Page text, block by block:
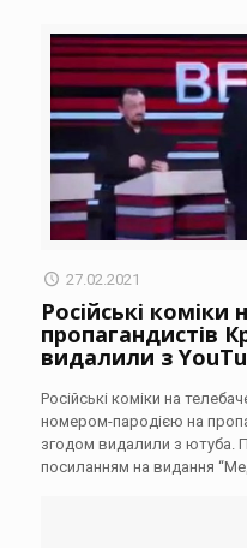
27.02.2021
Російські
пропагандистів
видалили з
Російські коміки на
номером-пародією на
згодом видалили з ютуба.
посиланням на видання